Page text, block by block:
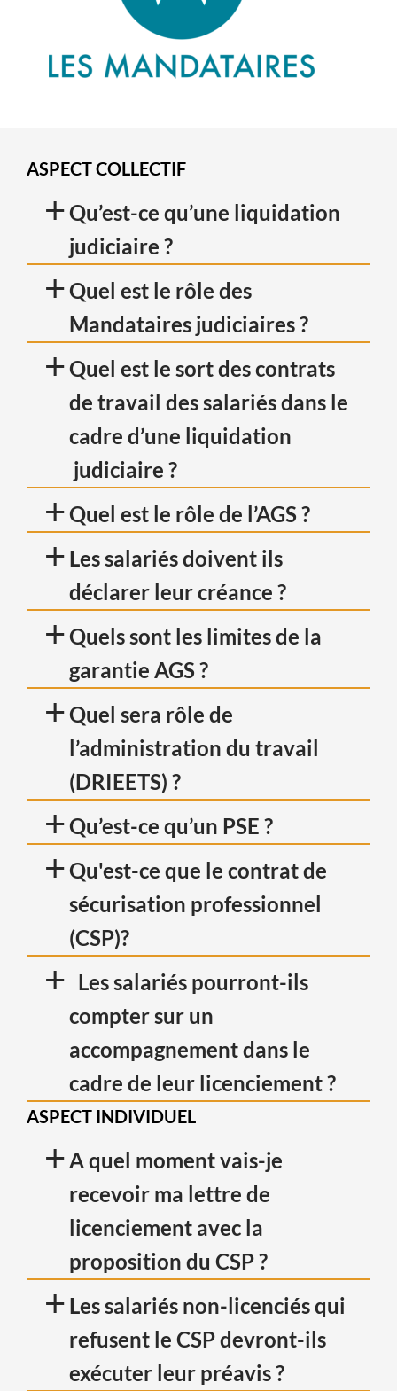
ASPECT COLLECTIF
+Qu’est-ce qu’une liquidation
judiciaire ?
+Quel est le rôle des
Mandataires judiciaires ?
+Quel est le sort des contrats
de travail des salariés dans le
cadre d’une liquidation
judiciaire ?
+Quel est le rôle de l’AGS ?
+ Les salariés doivent ils
déclarer leur créance ?
+Quels sont les limites de la
garantie AGS ?
+Quel sera rôle de
l’administration du travail
(DRIEETS) ?
+Qu’est-ce qu’un PSE ?
+Qu'est-ce que le contrat de
sécurisation professionnel
(CSP)?
+ Les salariés pourront-ils
compter sur un
accompagnement dans le
cadre de leur licenciement ?
ASPECT INDIVIDUEL
+A quel moment vais-je
recevoir ma lettre de
licenciement avec la
proposition du CSP ?
+ Les salariés non-licenciés qui
refusent le CSP devront-ils
exécuter leur préavis ?